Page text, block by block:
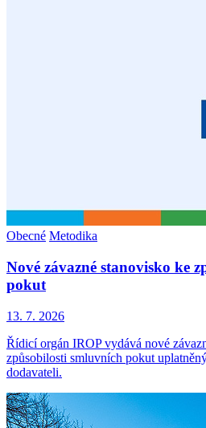
Obecné Metodika
Nové závazné stanovisko ke
pokut
13. 7. 2026
Řídicí orgán IROP vydává nové
způsobilosti smluvních pokut
dodavateli.